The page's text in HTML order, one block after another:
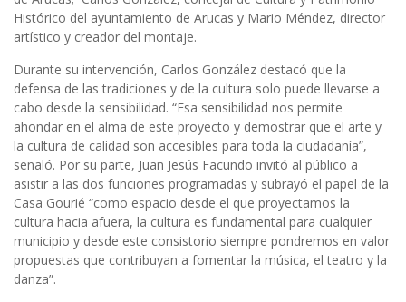
Histórico del ayuntamiento de Arucas y Mario Méndez, director
artístico y creador del montaje.
Durante su intervención, Carlos González destacó que la
defensa de las tradiciones y de la cultura solo puede llevarse a
cabo desde la sensibilidad. “Esa sensibilidad nos permite
ahondar en el alma de este proyecto y demostrar que el arte y
la cultura de calidad son accesibles para toda la ciudadanía”,
señaló. Por su parte, Juan Jesús Facundo invitó al público a
asistir a las dos funciones programadas y subrayó el papel de la
Casa Gourié “como espacio desde el que proyectamos la
cultura hacia afuera, la cultura es fundamental para cualquier
municipio y desde este consistorio siempre pondremos en valor
propuestas que contribuyan a fomentar la música, el teatro y la
danza”.